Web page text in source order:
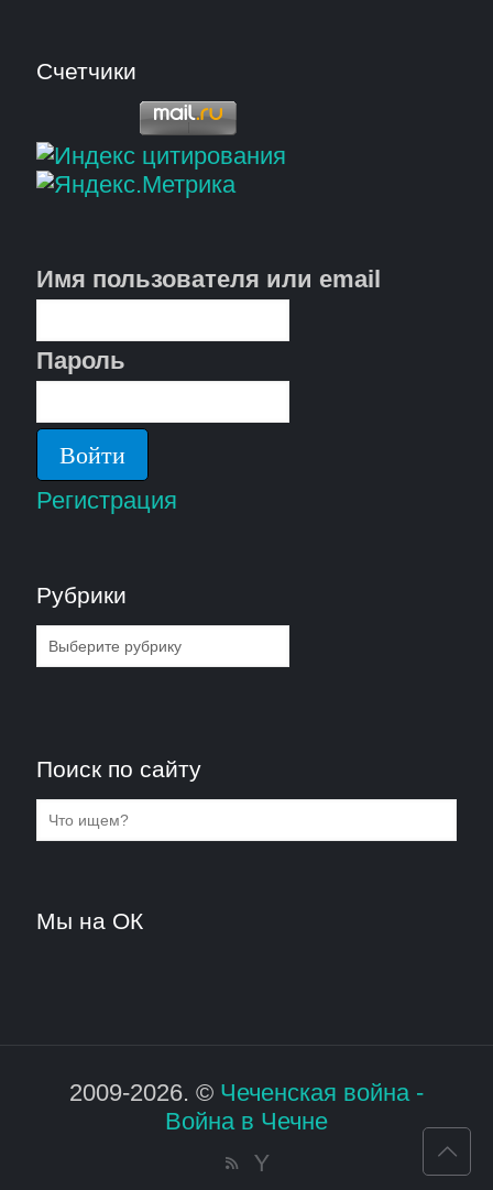
Счетчики
Имя пользователя или email
Пароль
Регистрация
Рубрики
Рубрики
Поиск по сайту
Мы на ОК
2009-2026. © Чеченская война -
Война в Чечне